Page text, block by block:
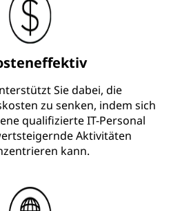
Sie dabei, die
zu senken, indem sich
qualifizierte IT-Personal
Aktivitäten
kann.